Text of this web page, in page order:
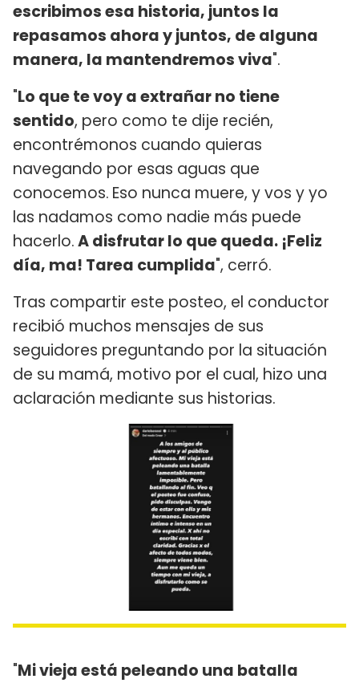
escribimos esa historia, juntos la
repasamos ahora y juntos, de alguna
manera, la mantendremos viva".
"Lo que te voy a extrañar no tiene
sentido, pero como te dije recién,
encontrémonos cuando quieras
navegando por esas aguas que
conocemos. Eso nunca muere, y vos y yo
las nadamos como nadie más puede
hacerlo.A disfrutar lo que queda. ¡Feliz
día, ma! Tarea cumplida", cerró.
Tras compartir este posteo, el conductor
recibió muchos mensajes de sus
seguidores preguntando por la situación
de su mamá, motivo por el cual, hizo una
aclaración mediante sus historias.
"Mi vieja está peleando una batalla